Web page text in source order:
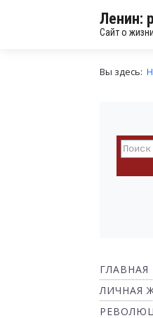
Ленин:
Сайт о
Вы здесь:
ГЛАВНАЯ
ЛИЧНАЯ